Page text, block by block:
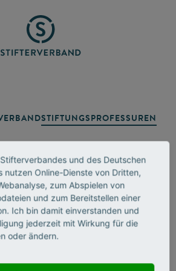
STIFTUNGSPROFESSUREN
und des Deutschen
nutzen Online-Dienste von Dritten,
zum Abspielen von
und zum Bereitstellen einer
Ich bin damit einverstanden und
jederzeit mit Wirkung für die
oder ändern.